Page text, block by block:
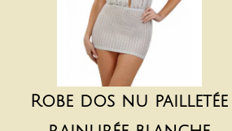
Robe dos nu pailletée